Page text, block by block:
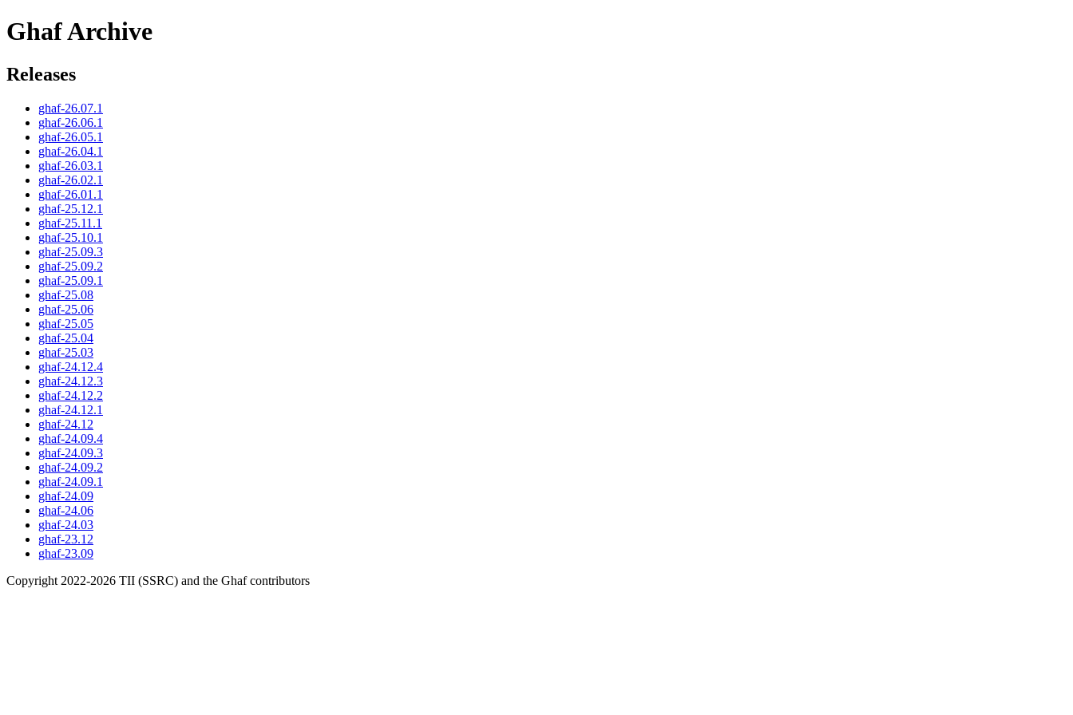
Ghaf Archive
Releases
ghaf-26.07.1
ghaf-26.06.1
ghaf-26.05.1
ghaf-26.04.1
ghaf-26.03.1
ghaf-26.02.1
ghaf-26.01.1
ghaf-25.12.1
ghaf-25.11.1
ghaf-25.10.1
ghaf-25.09.3
ghaf-25.09.2
ghaf-25.09.1
ghaf-25.08
ghaf-25.06
ghaf-25.05
ghaf-25.04
ghaf-25.03
ghaf-24.12.4
ghaf-24.12.3
ghaf-24.12.2
ghaf-24.12.1
ghaf-24.12
ghaf-24.09.4
ghaf-24.09.3
ghaf-24.09.2
ghaf-24.09.1
ghaf-24.09
ghaf-24.06
ghaf-24.03
ghaf-23.12
ghaf-23.09
Copyright 2022-2026 TII (SSRC) and the Ghaf contributors